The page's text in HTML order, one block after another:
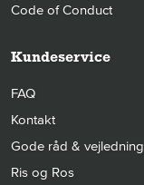
Code of Conduct
Kundeservice
FAQ
Kontakt
Gode råd & vejledning
Ris og Ros